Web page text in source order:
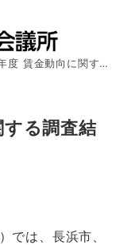
動向に関する調査結果について
する調査結
は、長浜市、